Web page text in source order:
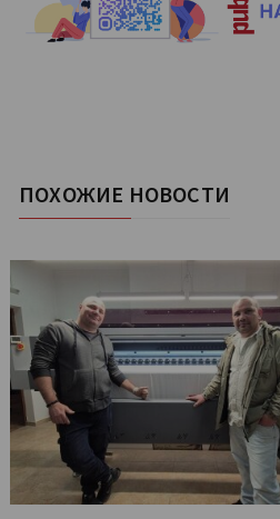
ПОХОЖИЕ НОВОСТИ